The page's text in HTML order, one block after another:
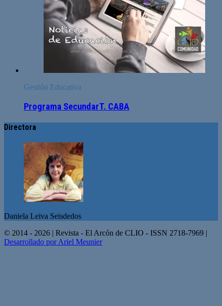
Gestión Educativa
Programa SecundarT. CABA
Directora
Daniela Leiva Seisdedos
© 2014 - 2026 | Revista - El Arcón de CLIO - ISSN 2718-7969 |
Desarrollado por Ariel Meunier